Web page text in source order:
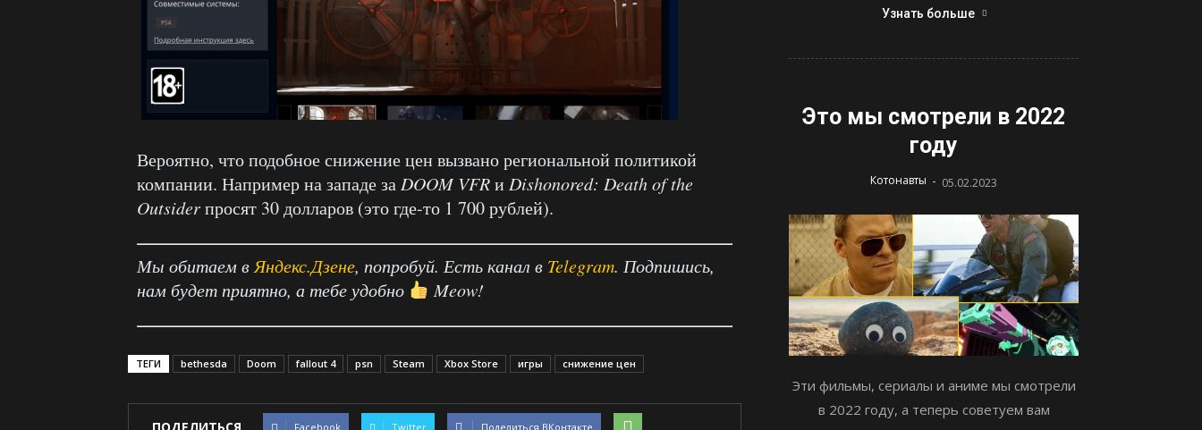
Вероятно, что подобное снижение цен вызвано региональной политикой
компании. Например на западе за DOOM VFRи Dishonored: Death of the
Outsiderпросят 30 долларов (это где-то 1 700 рублей).
Мы обитаем в Яндекс.Дзене, попробуй. Есть канал в Telegram. Подпишись,
нам будет приятно, а тебе удобно
Meow!
ТЕГИ bethesda Doom fallout 4 psn Steam Xbox Store игры снижение цен
Facebook Twitter Поделиться ВКонтакте
Узнать больше
Это мы смотрели в 2022
году
Котонавты - 05.02.2023
Эти фильмы, сериалы и аниме мы смотрели
в 2022 году, а теперь советуем вам